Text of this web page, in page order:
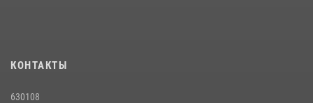
КОНТАКТЫ
630108